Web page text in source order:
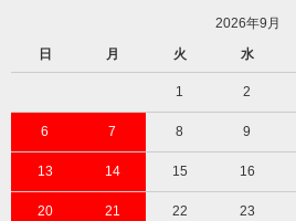
2026年9月
日
月 火 水
1 2
6 7 8 9
13 14 15 16
20 21 22 23